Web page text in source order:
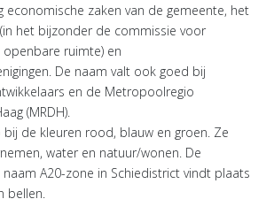
economische zaken van de gemeente, het
het bijzonder de commissie voor
openbare ruimte) en
De naam valt ook goed bij
en de Metropoolregio
(MRDH).
de kleuren rood, blauw en groen. Ze
water en natuur/wonen. De
A20-zone in Schiedistrict vindt plaats
bellen.